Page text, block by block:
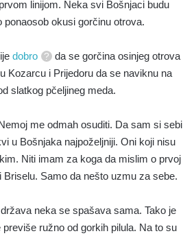
linijom. Neka svi Bošnjaci budu
okusi gorčinu otrova.
dobro
da se gorčina osinjeg otrova
Kozarcu i Prijedoru da se naviknu na
slatkog pčeljineg meda.
me odmah osuditi. Da sam si sebi
u Bošnjaka najpoželjniji. Oni koji nisu
Niti imam za koga da mislim o prvoj
Samo da nešto uzmu za sebe.
neka se spašava sama. Tako je
ružno od gorkih pilula. Na to su